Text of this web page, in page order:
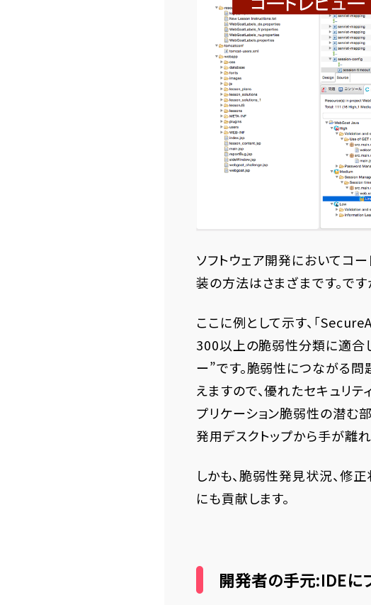
ソフトウェア開発においてコ
装の方法はさまざまです。です
ここに例として示す、「
300以上の脆弱性分類に適合
ー”です。脆弱性につながる
えますので、優れたセキュリテ
プリケーション脆弱性の潜む
発用デスクトップから手が離
しかも、脆弱性発見状況、修
にも貢献します。
開発者の手元:IDEに